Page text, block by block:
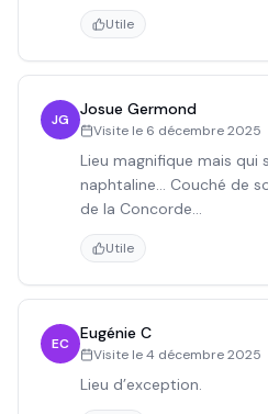
Utile
JG
Josue Germond
Visite le 6 décembre 2025
Lieu magnifique mais qui
naphtaline… Couché de
de la Concorde…
Utile
EC
Eugénie C
Visite le4 décembre 2025
Lieu d’exception.